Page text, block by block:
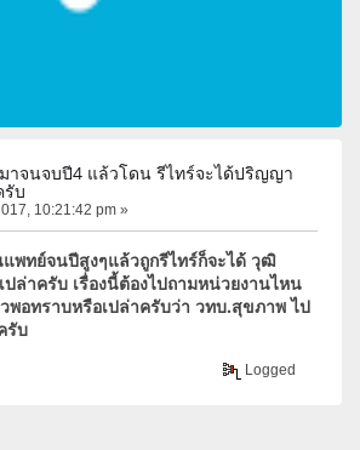
าจนจบปี4 แล้วโดน รีไทร์จะได้ปริญญา
รับ
10:21:42 pm »
แพทย์จนปีสูงๆแล้วถูกรีไทร์ก็จะได้ วุฒิ
ล่าครับ เรื่องนี้ต้องไปถามหน่วยงานไหน
อทราบหรือเปล่าครับว่า วทบ.สุขภาพ ไป
รับ
Logged